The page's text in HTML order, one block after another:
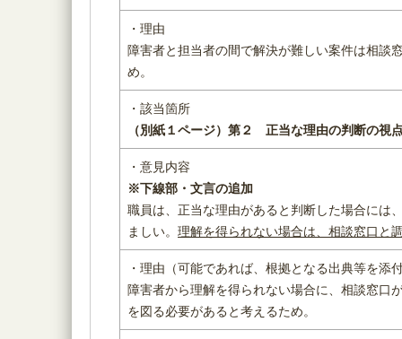
・理由
障害者と担当者の間で解決が難しい案件は相談
め。
・該当箇所
（別紙１ページ） 第２ 正当な理由の判断の
・意見内容
※下線部・文言の追加
職員は、正当な理由があると判断した場合には
ましい。 理解を得られない場合は、相談窓口と
・理由（可能であれば、根拠となる出典等を添
障害者から理解を得られない場合に、相談窓口
を図る必要があると考えるため。